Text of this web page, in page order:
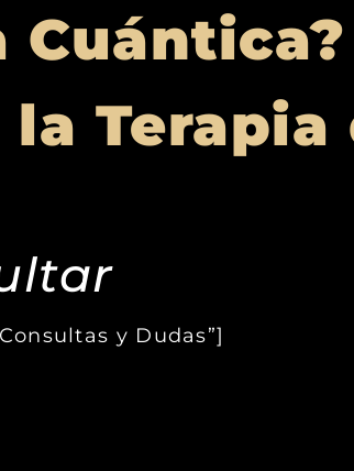
Cuántica?
Terapia
y Dudas”]